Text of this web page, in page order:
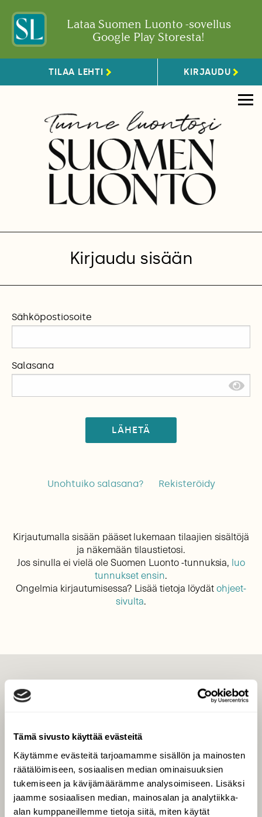
Tämä sivusto käyttää evästeitä
Käytämme evästeitä tarjoamamme sisällön ja mainosten
räätälöimiseen, sosiaalisen median ominaisuuksien
tukemiseen ja kävijämäärämme analysoimiseen. Lisäksi
jaamme sosiaalisen median, mainosalan ja analytiikka-
alan kumppaneillemme tietoja siitä, miten käytät
Lataa Suomen Luonto -sovellus
Google Play Storesta!
TILAA LEHTI KIRJAUDU
Kirjaudu sisään
Sähköpostiosoite
Salasana
LÄHETÄ
Unohtuiko salasana? Rekisteröidy
Kirjautumalla sisään pääset lukemaan tilaajien sisältöjä
ja näkemään tilaustietosi.
Jos sinulla ei vielä ole Suomen Luonto -tunnuksia, luo
tunnukset ensin.
Ongelmia kirjautumisessa? Lisää tietoja löydätohjeet-
sivulta.
Tilaa digilukuoikeus
Äänestä parasta juttua
Tilaa uutiskirje